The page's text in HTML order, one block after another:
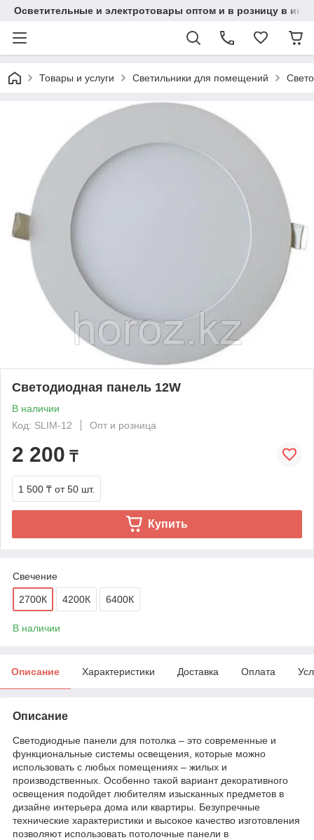
Осветительные и электротовары оптом и в розницу в
Товары и услуги Светильники для помещений
Светодиодная панель 12W
В наличии
Код: SLIM-12
Опт и розница
2 200 ₸
1 500 ₸ от 50 шт.
Купить
Свечение
2700К 4200К 6400К
В наличии
Описание Характеристики Доставка Оплата
Описание
Светодиодные панели для потолка – это современные и
функциональные системы освещения, которые можно
использовать с любых помещениях – жилых и
производственных. Особенно такой вариант декоративного
освещения подойдет любителям изысканных предметов в
дизайне интерьера дома или квартиры. Безупречные
технические характеристики и высокое качество изготовления
позволяют использовать потолочные панели в